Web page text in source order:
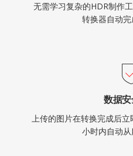
无需学习复杂的HDR制作
转换器自动完
数据
上传的图片在转换完成后
小时内自动从